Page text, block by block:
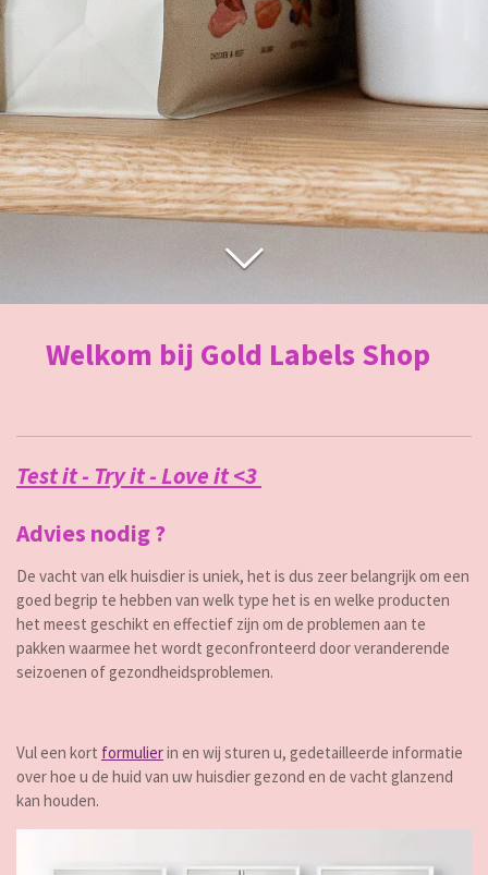
Welkom bij Gold Labels Shop
Test it - Try it - Love it <3
Advies nodig ?
De vacht van elk huisdier is uniek, het is dus zeer belangrijk om een
goed begrip te hebben van welk type het is en welke producten
het meest geschikt en effectief zijn om de problemen aan te
pakken waarmee het wordt geconfronteerd door veranderende
seizoenen of gezondheidsproblemen.
Vul een kort formulierin en wij sturen u, gedetailleerde informatie
over hoe u de huid van uw huisdier gezond en de vacht glanzend
kan houden.